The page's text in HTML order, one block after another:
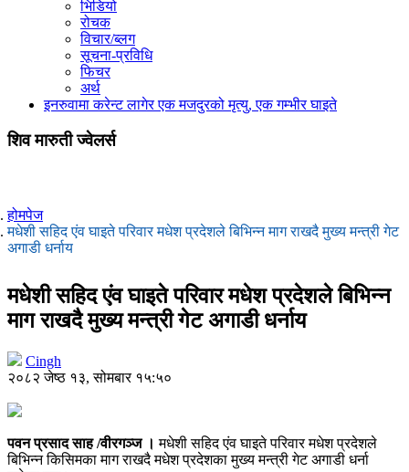
भिडियो
रोचक
विचार/ब्लग
सूचना-प्रविधि
फिचर
अर्थ
इनरुवामा करेन्ट लागेर एक मजदुरको मृत्यु, एक गम्भीर घाइते
शिव मारुती ज्वेलर्स
होमपेज
मधेशी सहिद एंव घाइते परिवार मधेश प्रदेशले बिभिन्न माग राखदै मुख्य मन्त्री गेट
अगाडी धर्नाय
मधेशी सहिद एंव घाइते परिवार मधेश प्रदेशले बिभिन्न
माग राखदै मुख्य मन्त्री गेट अगाडी धर्नाय
Cingh
२०८२ जेष्ठ १३, सोमबार १५:५०
पवन प्रसाद साह /वीरगञ्ज । मधेशी सहिद एंव घाइते परिवार मधेश प्रदेशले
बिभिन्न किसिमका माग राखदै मधेश प्रदेशका मुख्य मन्त्री गेट अगाडी धर्ना